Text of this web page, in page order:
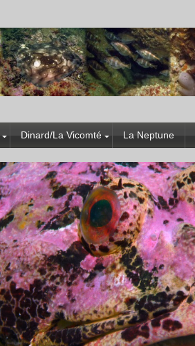
Dinard/La Vicomté La Neptune